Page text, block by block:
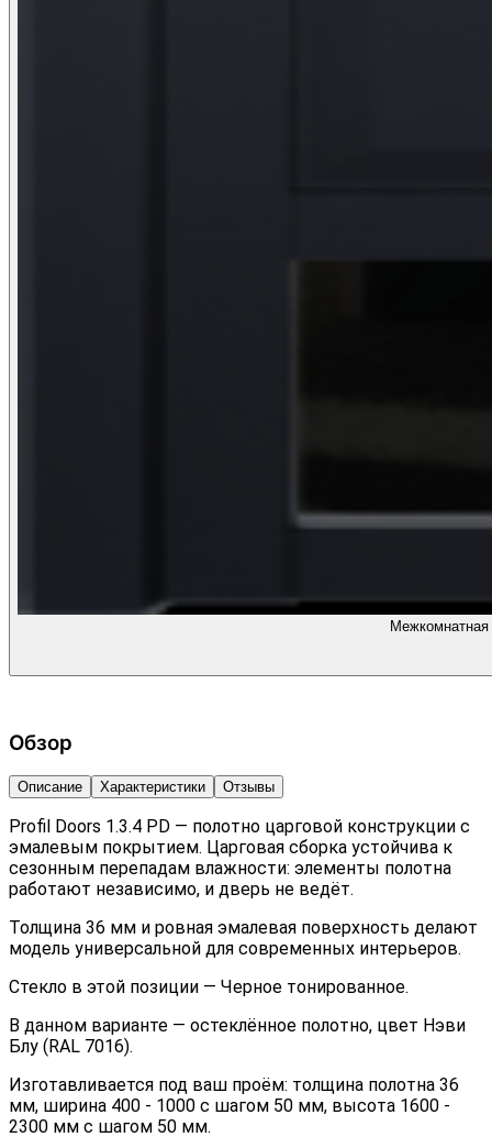
Обзор
Описание Характеристики Отзывы
Profil Doors 1.3.4 PD — полотно царговой конструкции с
эмалевым покрытием. Царговая сборка устойчива к
сезонным перепадам влажности: элементы полотна
работают независимо, и дверь не ведёт.
Толщина 36 мм и ровная эмалевая поверхность делают
модель универсальной для современных интерьеров.
Стекло в этой позиции — Черное тонированное.
В данном варианте — остеклённое полотно, цвет Нэви
Блу (RAL 7016).
Изготавливается под ваш проём: толщина полотна 36
мм, ширина 400 - 1000 с шагом 50 мм, высота 1600 -
2300 мм с шагом 50 мм.